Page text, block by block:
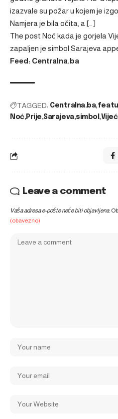
izazvale su požar u kojem je
Namjera je bila očita, a […]
The post Noć kada je gorjela
zapaljen je simbol Sarajeva
Feed: Centralna.ba
TAGGED: Centralna.ba
Noć Prije Sarajeva simbol
Leave a comment
Vaša adresa e-pošte neće biti objavljena.
(obavezno)